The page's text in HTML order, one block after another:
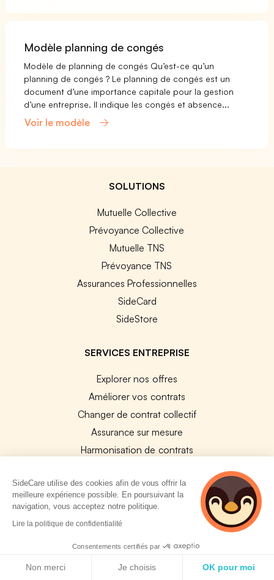
Modèle planning de congés
Modèle de planning de congés Qu’est-ce qu’un
planning de congés ? Le planning de congés est un
document d’une importance capitale pour la gestion
d’une entreprise. Il indique les congés et absence...
Voir le modèle
SOLUTIONS
Mutuelle Collective
Prévoyance Collective
Mutuelle TNS
Prévoyance TNS
Assurances Professionnelles
SideCard
SideStore
SERVICES ENTREPRISE
Explorer nos offres
Améliorer vos contrats
Changer de contrat collectif
Assurance sur mesure
Harmonisation de contrats
Résiliation de vos contrats
PLATEFORMES
Plateforme Prévoyance collective
Plateforme SIRH
SideCare utilise des cookies afin de vous offrir la
meilleure expérience possible. En poursuivant la
navigation, vous acceptez notre politique.
Lire la politique de confidentialité
Consentements certifiés par
Non merci Je choisis OK pour moi